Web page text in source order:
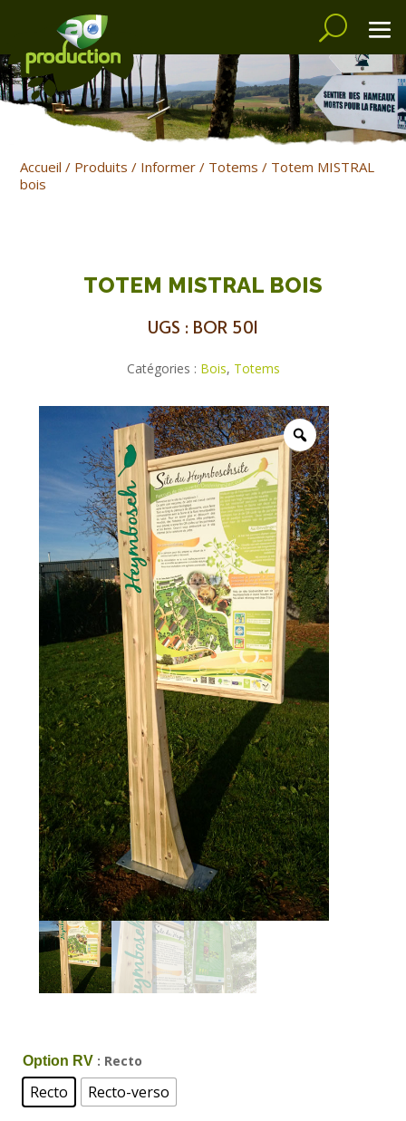
Accueil / Produits / Informer / Totems / Totem MISTRAL
bois
TOTEM MISTRAL BOIS
UGS : BOR 501
Catégories : Bois, Totems
Option RV : Recto
Recto Recto-verso